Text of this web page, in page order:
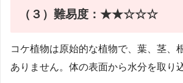
（３）難易度：★★☆☆☆
コケ植物は原始的な植物で、葉、茎、
ありません。体の表面から水分を取り